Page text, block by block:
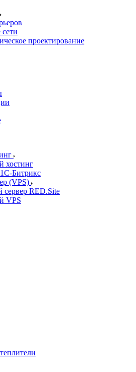
проектирование
хостинг
Битрикс
(VPS)
сервер RED.Site
VPS